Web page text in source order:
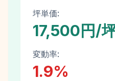
坪単価:
17,500円/
変動率:
1.9%